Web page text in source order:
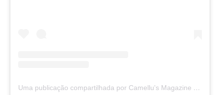
Uma publicação compartilhada por Camellu's Magazine I e II (@camellus_magazine)